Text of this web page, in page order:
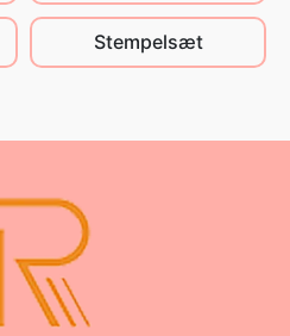
Stempelsæt